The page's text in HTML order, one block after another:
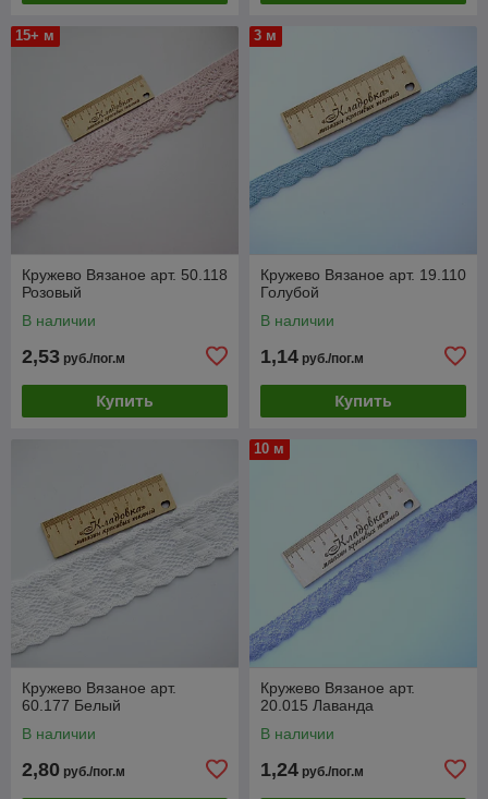
15+ м
Кружево Вязаное арт. 50.118
Розовый
В наличии
2,53 руб./пог.м
Купить
3 м
Кружево Вязаное арт. 19.110
Голубой
В наличии
1,14 руб./пог.м
Купить
Кружево Вязаное арт.
60.177 Белый
В наличии
2,80 руб./пог.м
10 м
Кружево Вязаное арт.
20.015 Лаванда
В наличии
1,24 руб./пог.м